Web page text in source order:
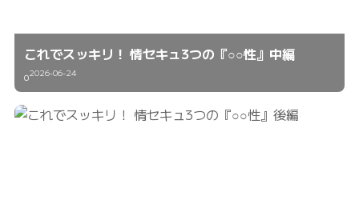
これでスッキリ！ 情セキュ3つの『○○性』中編
02026-06-24